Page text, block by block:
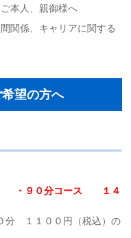
本人、親御様へ
関係、キャリアに関する
望の方へ